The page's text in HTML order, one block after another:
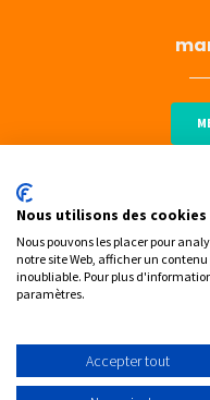
Nous utilisons des cookies
Nous pouvons les placer pour
notre site Web, afficher un
inoubliable. Pour plus
paramètres.
Accepter tout